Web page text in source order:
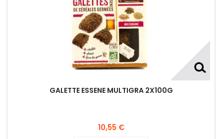
GALETTE ESSENE MULTIGRA 2X100G
10,55 €